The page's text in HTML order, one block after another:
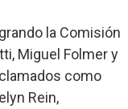
la Comisión
Miguel Folmer y
como
Rein,